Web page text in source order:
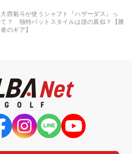
大西魁斗が使うシャフト『ハザーダス』っ
て？ 独特パットスタイルは誰の真似？【勝
者のギア】